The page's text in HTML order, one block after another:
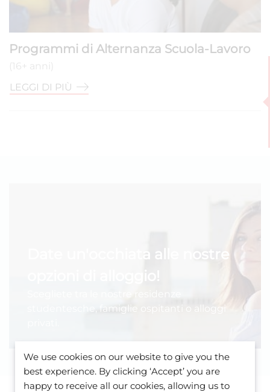
Programmi di Alternanza Scuola-Lavoro
(16+ anni)
LEGGI DI PIÙ
Date un'occhiata alle nostre
studentesche, famiglie ospitanti o alloggi
We use cookies on our website to give you the
best experience. By clicking ‘Accept’ you are
happy to receive all our cookies, allowing us to